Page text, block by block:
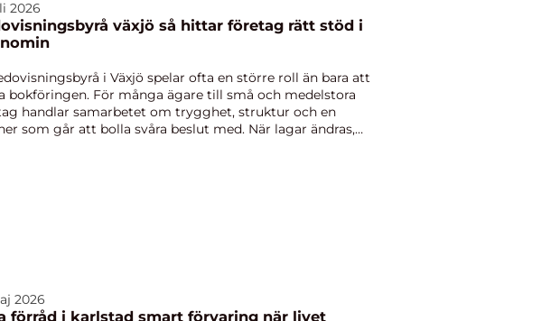
2026
växjö så hittar företag rätt stöd i
i Växjö spelar ofta en större roll än bara att
bokföringen. För många ägare till små och medelstora
handlar samarbetet om trygghet, struktur och en
som går att bolla svåra beslut med. När lagar ändras,
2026
i karlstad smart förvaring när livet